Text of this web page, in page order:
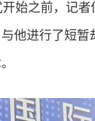
开始之前，记
他进行了短